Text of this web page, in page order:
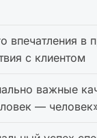
впечатления в
с клиентом
важные
—